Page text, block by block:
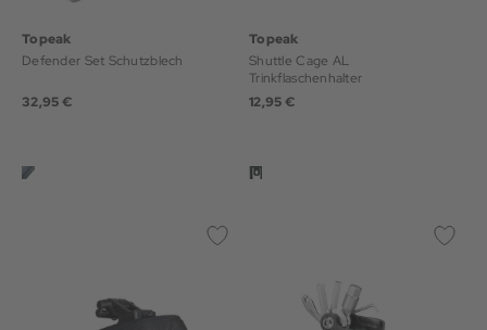
Topeak
Defender Set Schutzblech
32,95 €
Topeak
Shuttle Cage AL
Trinkflaschenhalter
12,95 €